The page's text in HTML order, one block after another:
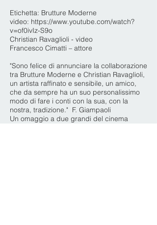
Etichetta: Brutture Moderne
video: https://www.youtube.com/watch?
v=of0ivIz-S9o
Christian Ravaglioli - video
Francesco Cimatti – attore
"Sono felice di annunciare la collaborazione
tra Brutture Moderne e Christian Ravaglioli,
un artista raffinato e sensibile, un amico,
che da sempre ha un suo personalissimo
modo di fare i conti con la sua, con la
nostra, tradizione." F. Giampaoli
Un omaggio a due grandi del cinema